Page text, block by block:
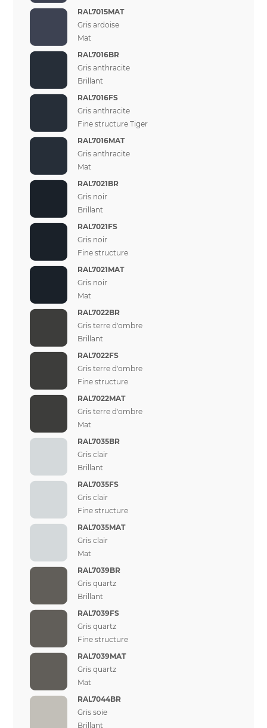
RAL7015MAT
Gris ardoise
Mat
RAL7016BR
Gris anthracite
Brillant
RAL7016FS
Gris anthracite
Fine structure Tiger
RAL7016MAT
Gris anthracite
Mat
RAL7021BR
Gris noir
Brillant
RAL7021FS
Gris noir
Fine structure
RAL7021MAT
Gris noir
Mat
RAL7022BR
Gris terre d'ombre
Brillant
RAL7022FS
Gris terre d'ombre
Fine structure
RAL7022MAT
Gris terre d'ombre
Mat
RAL7035BR
Gris clair
Brillant
RAL7035FS
Gris clair
Fine structure
RAL7035MAT
Gris clair
Mat
RAL7039BR
Gris quartz
Brillant
RAL7039FS
Gris quartz
Fine structure
RAL7039MAT
Gris quartz
Mat
RAL7044BR
Gris soie
Brillant